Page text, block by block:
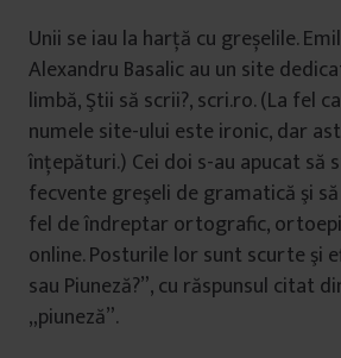
Unii se iau la harță cu greșelile.
Alexandru Basalic au un site
limbă, Ştii să scrii?, scri.ro. (La fel
numele site-ului este ironic, dar
înţepături.) Cei doi s-au apucat să
fecvente greşeli de gramatică şi
fel de îndreptar ortografic,
online. Posturile lor sunt scurte şi
sau Piuneză?”, cu răspunsul citat
„piuneză”.